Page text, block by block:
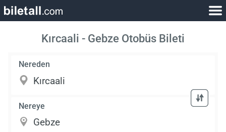
Kırcaali - Gebze Otobüs Bileti
Nereden
Nereye